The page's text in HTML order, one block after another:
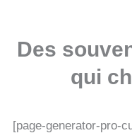
Des
qui
[page-generator-pro-